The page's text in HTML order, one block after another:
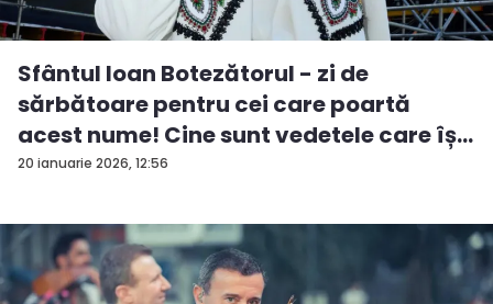
20 ianuarie 2026, 12:56
Sfântul Ioan Botezătorul - zi de
sărbătoare pentru cei care poartă
acest nume! Cine sunt vedetele care îș...